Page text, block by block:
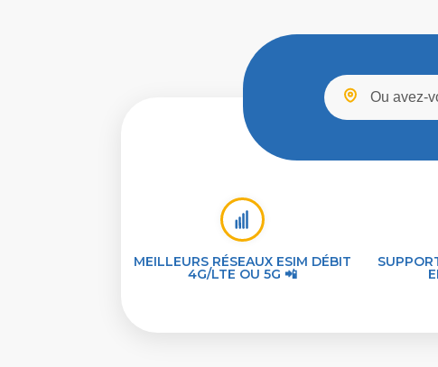
MEILLEURS RÉSEAUX ESIM DÉBIT
4G/LTE OU 5G 📲